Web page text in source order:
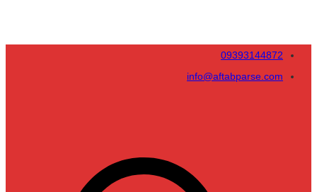
09393144872
info@aftabparse.com